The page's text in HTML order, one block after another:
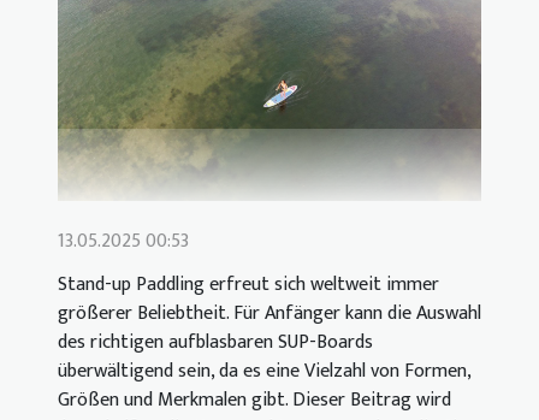
13.05.2025 00:53
Stand-up Paddling erfreut sich weltweit immer
größerer Beliebtheit. Für Anfänger kann die Auswahl
des richtigen aufblasbaren SUP-Boards
überwältigend sein, da es eine Vielzahl von Formen,
Größen und Merkmalen gibt. Dieser Beitrag wird